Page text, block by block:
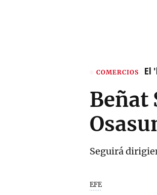
COMERCIOS El
Beñat
Seguirá
EFE